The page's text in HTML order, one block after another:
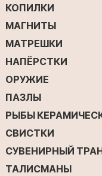
КОПИЛКИ
МАГНИТЫ
МАТРЕШКИ
НАПЁРСТКИ
ОРУЖИЕ
ПАЗЛЫ
РЫБЫ
СВИСТКИ
СУВЕНИРНЫЙ
ТАЛИСМАНЫ